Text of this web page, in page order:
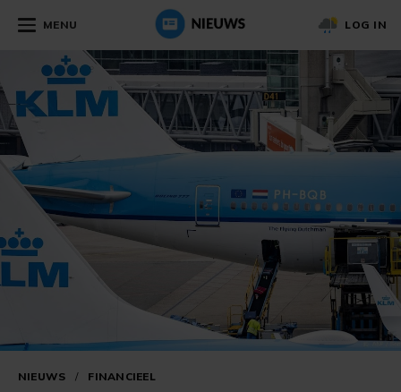
MENU LOG IN
NIEUWS / FINANCIEEL